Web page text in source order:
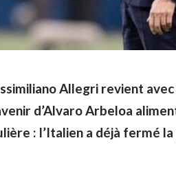
Allegri revient
d’Alvaro Arbeloa
: l’Italien a déjà fermé